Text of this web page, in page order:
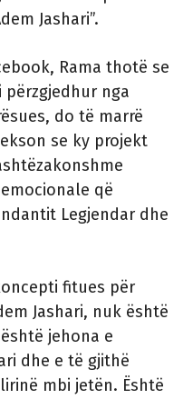
Jashari”.
Rama thotë se
nga
do të marrë
se ky projekt
që
Legjendar dhe
fitues për
Jashari, nuk është
jehona e
dhe e të gjithë
mbi jetën. Është